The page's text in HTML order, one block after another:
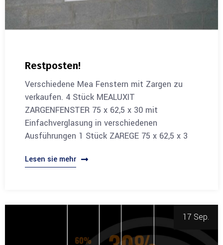
Restposten!
Verschiedene Mea Fenstern mit Zargen zu
verkaufen. 4 Stück MEALUXIT
ZARGENFENSTER 75 x 62,5 x 30 mit
Einfachverglasung in verschiedenen
Ausführungen 1 Stück ZAREGE 75 x 62,5 x 3
Lesen sie mehr
17 Sep.